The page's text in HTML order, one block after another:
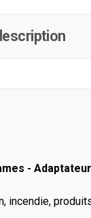
-
incendie,